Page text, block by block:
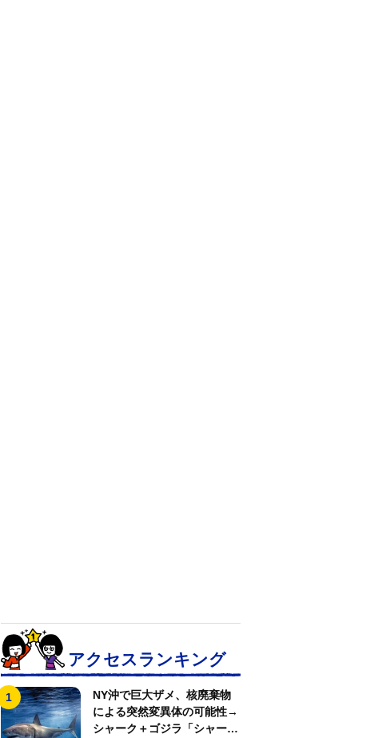
アクセスランキング
NY沖で巨大ザメ、核廃棄物
による突然変異体の可能性→
シャーク＋ゴジラ「シャーク